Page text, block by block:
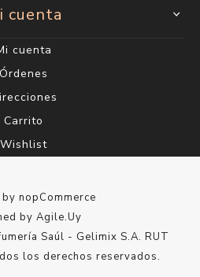
cuenta
cuenta
Órdenes
Carrito
Wishlist
nopCommerce
by Agile.Uy
Saúl - Gelimix S.A. RUT
los derechos reservados.